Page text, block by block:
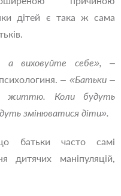
дітей є така ж сама
а виховуйте себе», –
– «Батьки –
життю. Коли будуть
змінюватися діти».
батьки часто самі
дитячих маніпуляцій,